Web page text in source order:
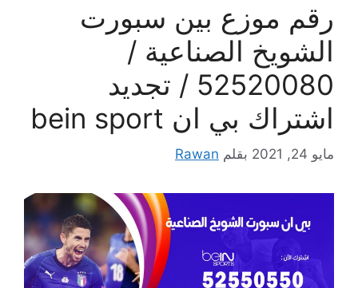
رقم موزع بين سبورت
الشويخ الصناعية /
52520080 / تجديد
اشتراك بي ان bein sport
مايو 24, 2021 بقلم Rawan